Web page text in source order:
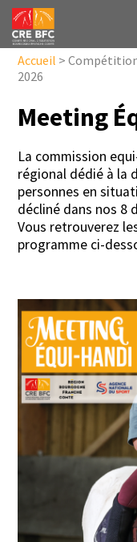
Aller au contenu
Accueil >
2026
Meeting
La commission
régional dédié à la
personnes en
décliné dans nos 8
Vous retrouverez
programme ci-